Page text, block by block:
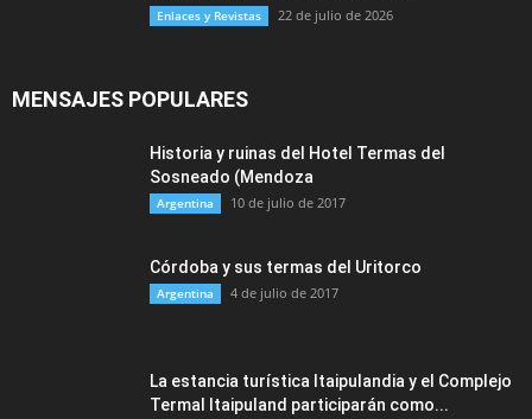
Enlaces y Revistas 22 de julio de 2026
MENSAJES POPULARES
Historia y ruinas del Hotel Termas del
Sosneado (Mendoza
Argentina 10 de julio de 2017
Córdoba y sus termas del Uritorco
Argentina 4 de julio de 2017
La estancia turística Itaipulandia y el Complejo
Termal Itaipuland participarán como...